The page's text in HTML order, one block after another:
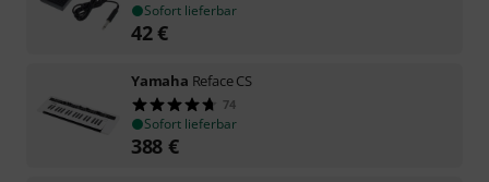
Sofort lieferbar
42€
Yamaha Reface CS
74
Sofort lieferbar
388 €